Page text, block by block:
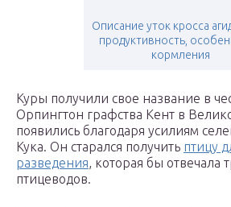
Описание уток кросса
продуктивность,
кормления
Куры получили свое название в
Орпингтон графства Кент в
появились благодаря усилиям
Кука. Он старался получить птицу
разведения, которая бы отвечала
птицеводов.